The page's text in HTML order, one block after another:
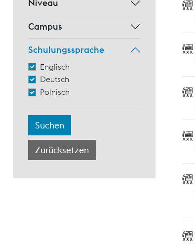
Niveau
Campus
Schulungssprache
Englisch
Deutsch
Polnisch